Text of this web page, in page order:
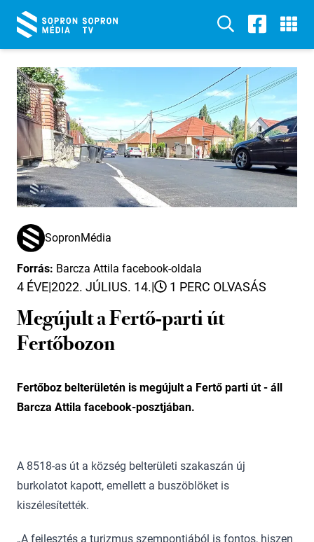
SopronMédia
Forrás: Barcza Attila facebook-oldala
4 ÉVE|2022. JÚLIUS. 14.| 1 PERC OLVASÁS
Megújult a Fertő-parti út
Fertőbozon
Fertőboz belterületén is megújult a Fertő parti út - áll
Barcza Attila facebook-posztjában.
A 8518-as út a község belterületi szakaszán új
burkolatot kapott, emellett a buszöblöket is
kiszélesítették.
„A fejlesztés a turizmus szempontjából is fontos, hiszen